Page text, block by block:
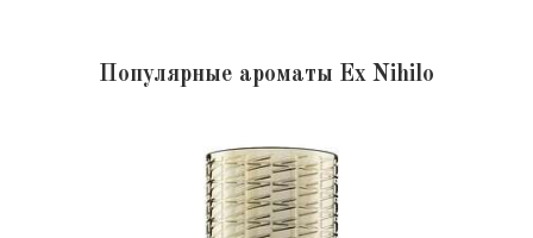
Популярные ароматы Ex Nihilo